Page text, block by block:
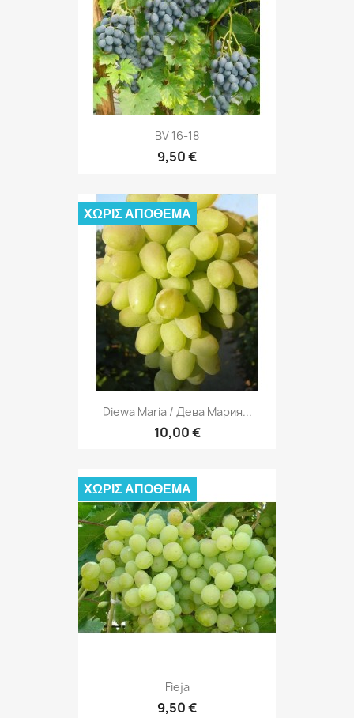
BV 16-18
9,50 €
Diewa Maria / Дева Мария...
10,00 €
ΧΩΡΊΣ ΑΠΌΘΕΜΑ
Fieja
9,50 €
ΧΩΡΊΣ ΑΠΌΘΕΜΑ